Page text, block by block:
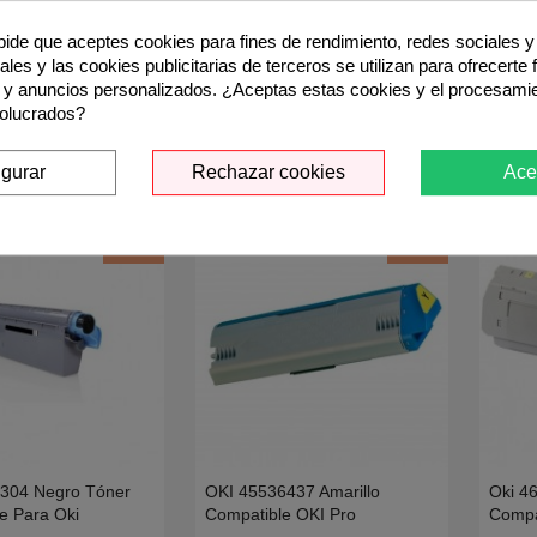
OKI
/C844dnw-
50,72 €
(3)
Añadir
Reciclado Para Oki
C510DN,C530DN.MC561DN,561CDTN,5K
6,90 € 10,61 €
add_shopping_cart Añadir
2K
Negro Tóner
Para Oki
OKI 45536437 Amarillo
Compatible OKI Pro
Oki
que aceptes cookies para fines de rendimiento, redes sociales
y las cookies publicitarias de terceros se utilizan para ofrecerte
anuncios personalizados. ¿Aceptas estas cookies y el
Rechazar cookies